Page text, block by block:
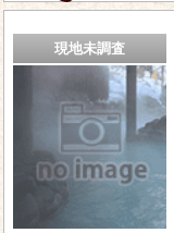
現地未調査